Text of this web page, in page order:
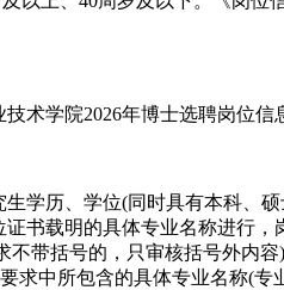
学院2026年博士选聘岗位信
历、学位(同时具有本科、硕
书载明的具体专业名称进行
不带括号的，只审核括号外内
求中所包含的具体专业名称(